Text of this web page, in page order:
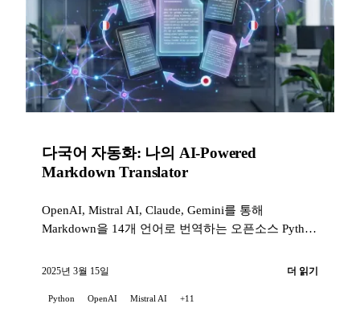
다국어 자동화: 나의 AI-Powered
Markdown Translator
OpenAI, Mistral AI, Claude, Gemini를 통해
Markdown을 14개 언어로 번역하는 오픈소스 Python
14개의 품질 훅, 229개의 테스트, SonarCloud, AI 보
2025년 3월 15일 더 읽기
Python OpenAI Mistral AI +11